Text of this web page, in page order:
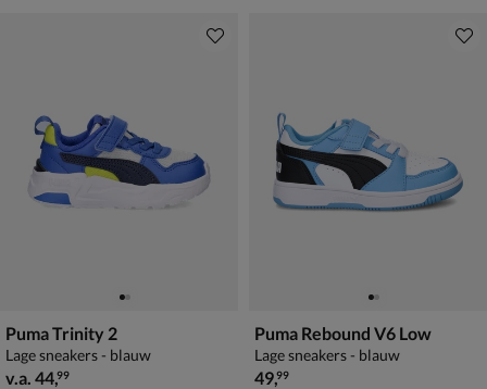
Puma Trinity 2
Lage sneakers - blauw
vanaf € 44,99
v.a. 44,99
Puma Rebound V6 Low
Lage sneakers - blauw
€ 49,99
49,99